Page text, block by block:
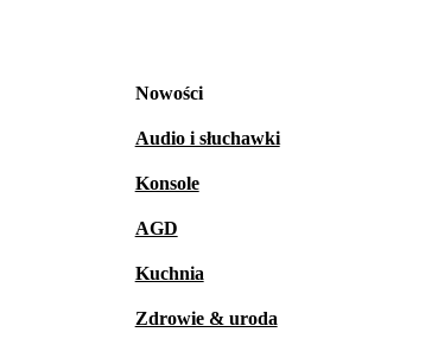
Nowości
Audio i słuchawki
Konsole
AGD
Kuchnia
Zdrowie & uroda